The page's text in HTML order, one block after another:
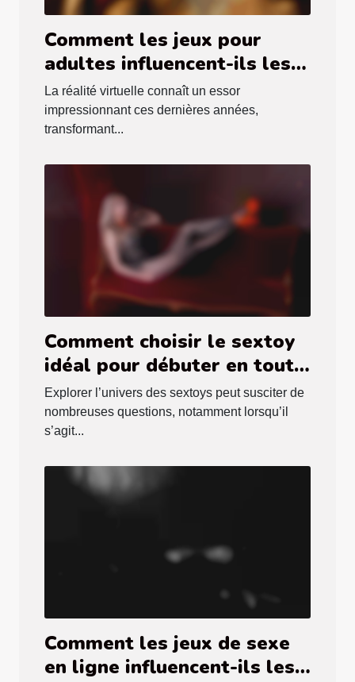
Comment les jeux pour
adultes influencent-ils les
tendances de la réalité
virtuelle ?
La réalité virtuelle connaît un essor
impressionnant ces dernières années,
transformant...
Comment choisir le sextoy
idéal pour débuter en toute
sécurité ?
Explorer l’univers des sextoys peut susciter de
nombreuses questions, notamment lorsqu’il
s’agit...
Comment les jeux de sexe
en ligne influencent-ils les